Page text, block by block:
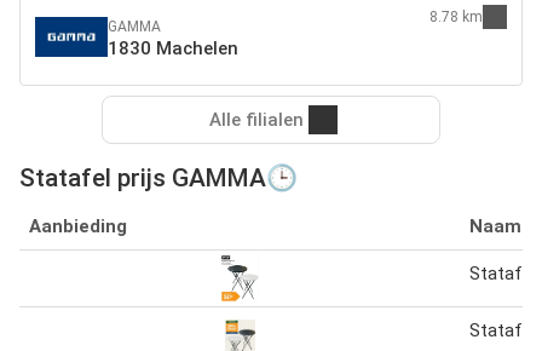
GAMMA
1830 Machelen
8.78 km
Alle filialen
Statafel prijs GAMMA🕒
Aanbieding Naam
Statafel
Statafel